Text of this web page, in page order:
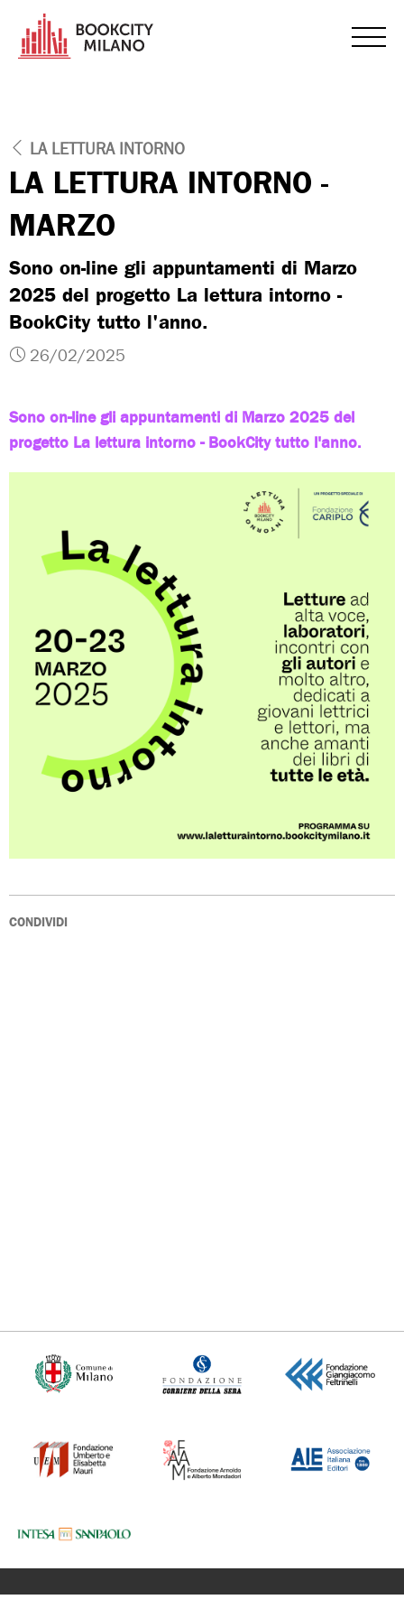
LA LETTURA INTORNO
LA LETTURA INTORNO -
MARZO
Sono on-line gli appuntamenti di Marzo
2025 del progetto La lettura intorno -
BookCity tutto l'anno.
26/02/2025
Sono on-line gli appuntamenti di Marzo 2025 del
progetto La lettura intorno - BookCity tutto l'anno.
CONDIVIDI